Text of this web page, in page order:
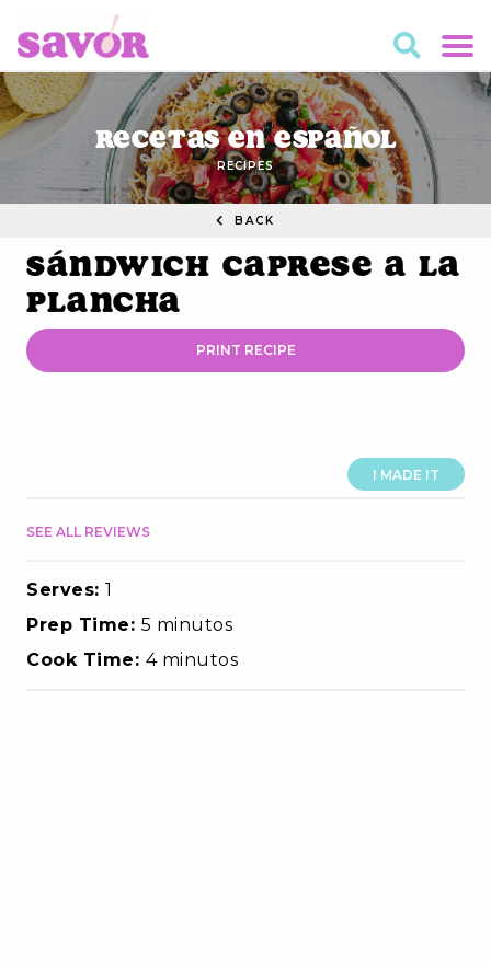
Recetas en Español
RECIPES
BACK
Sándwich Caprese a la
Plancha
PRINT RECIPE
I MADE IT
SEE ALL REVIEWS
Serves: 1
Prep Time: 5 minutos
Cook Time: 4 minutos